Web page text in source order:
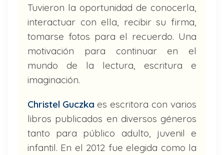
Tuvieron la oportunidad de conocerla,
interactuar con ella, recibir su firma,
tomarse fotos para el recuerdo. Una
motivación para continuar en el
mundo de la lectura, escritura e
imaginación.
Christel Guczka es escritora con varios
libros publicados en diversos géneros
tanto para público adulto, juvenil e
infantil. En el 2012 fue elegida como la